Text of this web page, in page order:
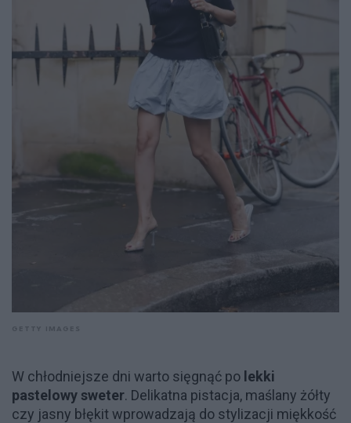
W chłodniejsze dni warto sięgnąć po lekki
pastelowy sweter. Delikatna pistacja, maślany żółty
czy jasny błękit wprowadzają do stylizacji miękkość